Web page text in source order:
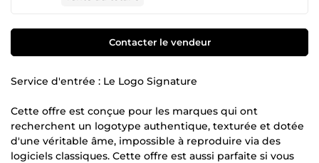
Contacter le vendeur
Service d'entrée : Le Logo Signature
Cette offre est conçue pour les marques qui ont
recherchent un logotype authentique, texturée et dotée
d'une véritable âme, impossible à reproduire via des
logiciels classiques. Cette offre est aussi parfaite si vous